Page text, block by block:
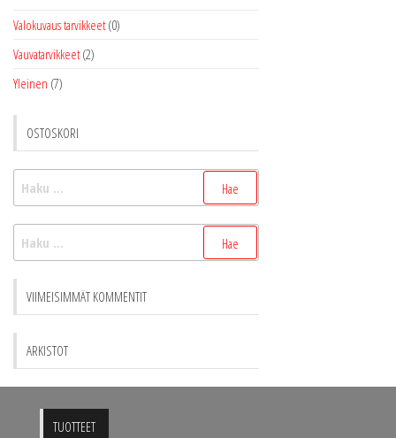
Valokuvaus tarvikkeet (0)
Vauvatarvikkeet (2)
Yleinen (7)
OSTOSKORI
Haku:
Haku:
VIIMEISIMMÄT KOMMENTIT
ARKISTOT
TUOTTEET